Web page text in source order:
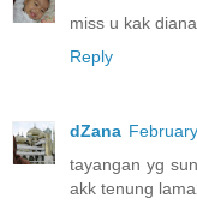
miss u kak
Reply
dZana
tayangan yg
akk tenung